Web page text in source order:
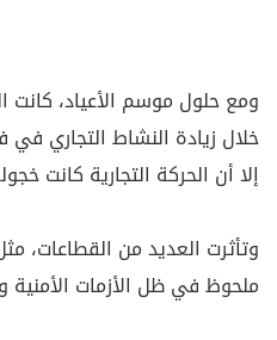
ومع حلول موسم الأعياد،
خلال زيادة النشاط التجاري في
إلا أن الحركة التجارية كانت
وتأثرت العديد من القطاعات،
ملحوظ في ظل الأزمات الأمنية